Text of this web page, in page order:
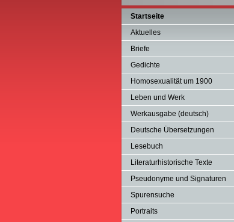
Startseite
Aktuelles
Briefe
Gedichte
Homosexualität um 1900
Leben und Werk
Werkausgabe (deutsch)
Deutsche Übersetzungen
Lesebuch
Literaturhistorische Texte
Pseudonyme und Signaturen
Spurensuche
Portraits